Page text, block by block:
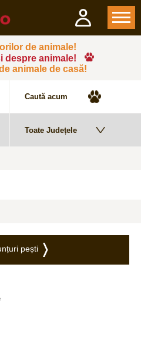
de animale!
despre animale!
animale de casă!
pești